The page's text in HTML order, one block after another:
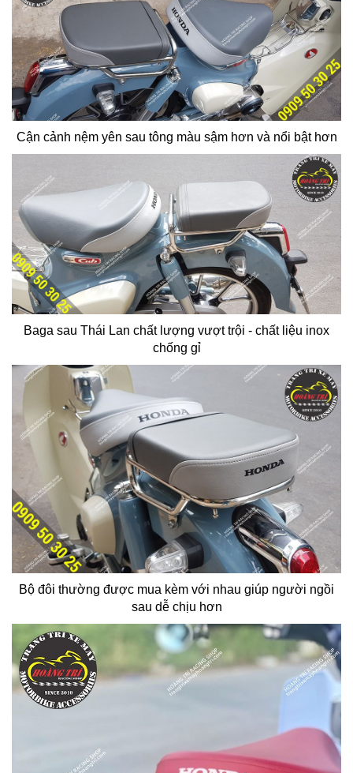
Cận cảnh nệm yên sau tông màu sậm hơn và nổi bật hơn
Baga sau Thái Lan chất lượng vượt trội - chất liệu inox
chống gỉ
Bộ đôi thường được mua kèm với nhau giúp người ngồi
sau dễ chịu hơn